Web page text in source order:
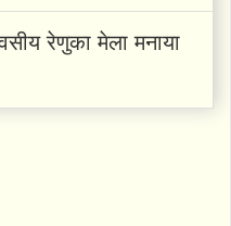
रेणुका मेला मनाया